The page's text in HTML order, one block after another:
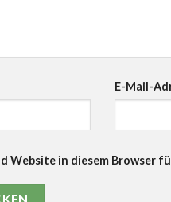
E-Mail-
Website in diesem Browser